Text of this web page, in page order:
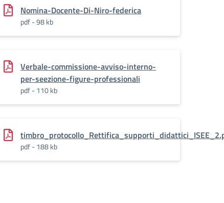
Nomina-Docente-Di-Niro-federica
pdf - 98 kb
Verbale-commissione-avviso-interno-
per-seezione-figure-professionali
pdf - 110 kb
pdf - 188 kb